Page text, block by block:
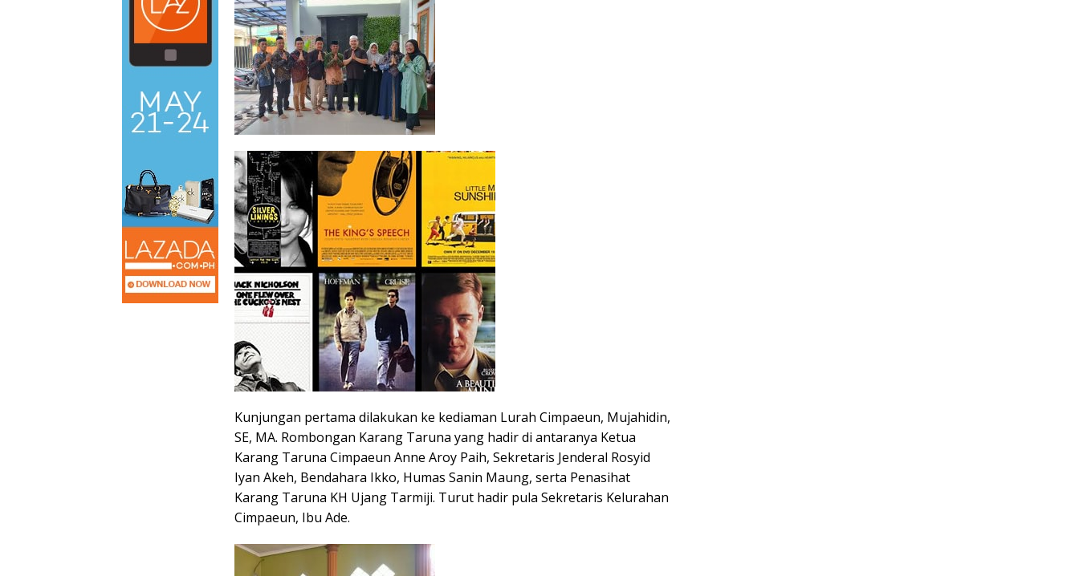
Kunjungan pertama dilakukan ke kediaman Lurah Cimpaeun, Mujahidin,
SE, MA. Rombongan Karang Taruna yang hadir di antaranya Ketua
Karang Taruna Cimpaeun Anne Aroy Paih, Sekretaris Jenderal Rosyid
Iyan Akeh, Bendahara Ikko, Humas Sanin Maung, serta Penasihat
Karang Taruna KH Ujang Tarmiji. Turut hadir pula Sekretaris Kelurahan
Cimpaeun, Ibu Ade.